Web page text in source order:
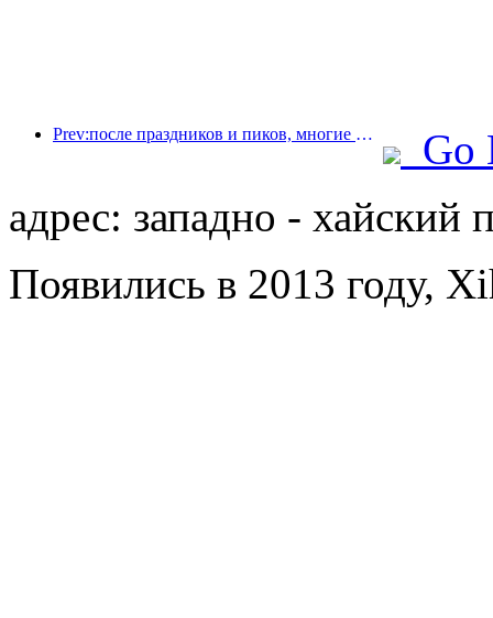
Prev:после праздников и пиков, многие места назначения цены на авиабилеты упали почти на четыре
Go
адрес: западно - хайский
Появились в 2013 году,